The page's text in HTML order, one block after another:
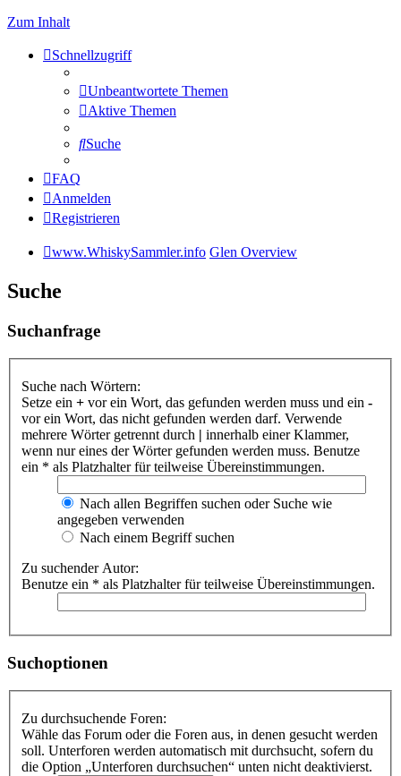
Zum Inhalt
Schnellzugriff
Unbeantwortete Themen
Aktive Themen
Suche
FAQ
Anmelden
Registrieren
www.WhiskySammler.info Glen Overview
Suche
Suchanfrage
Suche nach Wörtern:
Setze ein + vor ein Wort, das gefunden werden muss und ein -
vor ein Wort, das nicht gefunden werden darf. Verwende
mehrere Wörter getrennt durch | innerhalb einer Klammer,
wenn nur eines der Wörter gefunden werden muss. Benutze
ein * als Platzhalter für teilweise Übereinstimmungen.
Nach allen Begriffen suchen oder Suche wie
angegeben verwenden
Nach einem Begriff suchen
Zu suchender Autor:
Benutze ein * als Platzhalter für teilweise Übereinstimmungen.
Suchoptionen
Zu durchsuchende Foren:
Wähle das Forum oder die Foren aus, in denen gesucht werden
soll. Unterforen werden automatisch mit durchsucht, sofern du
die Option „Unterforen durchsuchen“ unten nicht deaktivierst.